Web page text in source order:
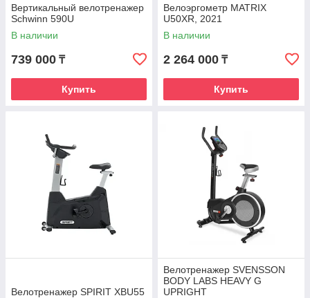
Вертикальный велотренажер
Schwinn 590U
В наличии
739 000 ₸
Купить
Велоэргометр MATRIX
U50XR, 2021
В наличии
2 264 000 ₸
Купить
Велотренажер SPIRIT XBU55
Велотренажер SVENSSON
BODY LABS HEAVY G
UPRIGHT